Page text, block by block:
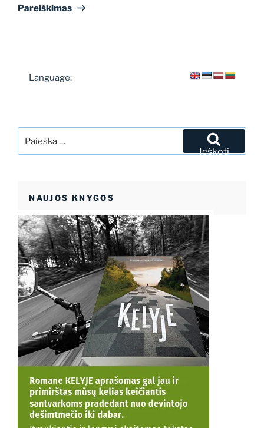
įrašas
Pareiškimas
Language:
Ieškoti
NAUJOS KNYGOS